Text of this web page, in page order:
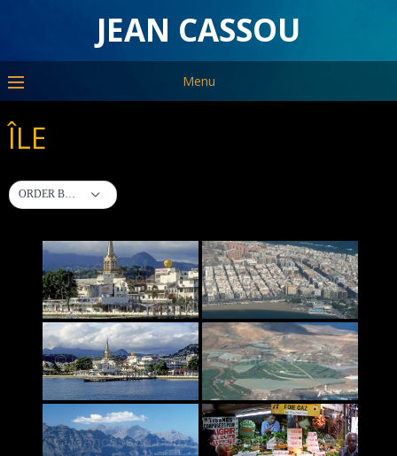
JEAN CASSOU
Menu
ÎLE
ORDER BY DEFAULT